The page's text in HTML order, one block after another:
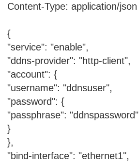
Content-Type: application/json
{
"service": "enable",
"ddns-provider": "http-client",
"account": {
"username": "ddnsuser",
"password": {
"passphrase": "ddnspassword"
}
},
"bind-interface": "ethernet1",